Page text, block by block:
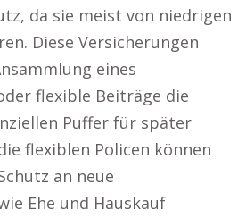
da sie meist von niedrigen
Diese Versicherungen
eines
flexible Beiträge die
Puffer für später
flexiblen Policen können
an neue
Ehe und Hauskauf